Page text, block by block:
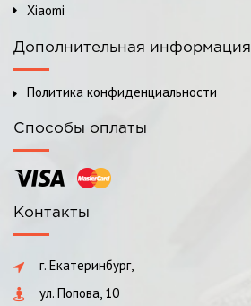
Xiaomi
Дополнительная информация
Политика конфиденциальности
Способы оплаты
Контакты
г. Екатеринбург,
ул. Попова, 10